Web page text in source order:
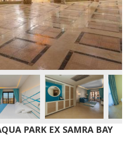
PARK EX SAMRA BAY